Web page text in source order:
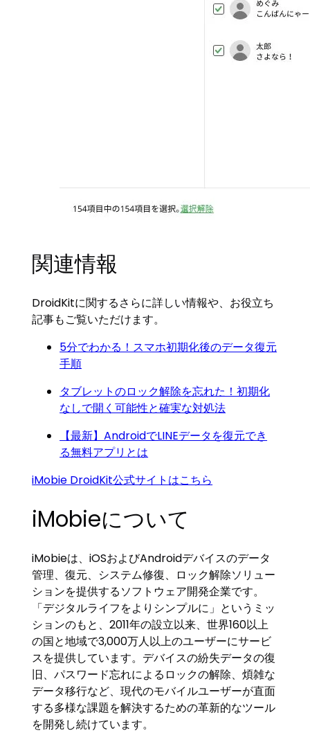
関連情報
DroidKitに関するさらに詳しい情報や、お役立ち
記事もご覧いただけます。
5分でわかる！スマホ初期化後のデータ復元
手順
タブレットのロック解除を忘れた！初期化
なしで開く可能性と確実な対処法
【最新】AndroidでLINEデータを復元でき
る無料アプリとは
iMobie DroidKit公式サイトはこちら
iMobieについて
iMobieは、iOSおよびAndroidデバイスのデータ
管理、復元、システム修復、ロック解除ソリュー
ションを提供するソフトウェア開発企業です。
「デジタルライフをよりシンプルに」というミッ
ションのもと、2011年の設立以来、世界160以上
の国と地域で3,000万人以上のユーザーにサービ
スを提供しています。デバイスの紛失データの復
旧、パスワード忘れによるロックの解除、煩雑な
データ移行など、現代のモバイルユーザーが直面
する多様な課題を解決するための革新的なツール
を開発し続けています。